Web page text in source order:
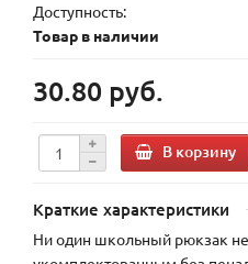
Доступность:
Товар в наличии
30.80 руб.
В корзину
Краткие характеристики
Ни один школьный рюкзак